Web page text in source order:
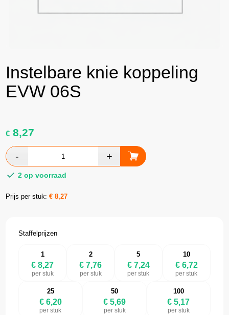
Instelbare knie koppeling
EVW 06S
€ 8,27
2 op voorraad
Prijs per stuk:€8,27
Staffelprijzen
1
€ 8,27
per stuk
2
€ 7,76
per stuk
5
€ 7,24
per stuk
10
€ 6,72
per stuk
25
€ 6,20
per stuk
50
€ 5,69
per stuk
100
€ 5,17
per stuk